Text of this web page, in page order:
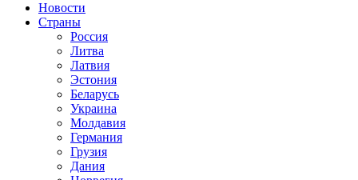
Новости
Страны
Россия
Литва
Латвия
Эстония
Беларусь
Украина
Молдавия
Германия
Грузия
Дания